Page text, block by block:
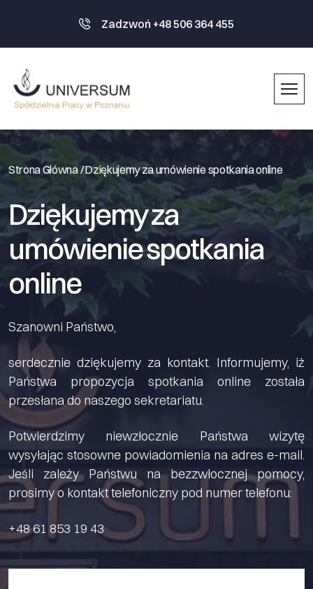
Zadzwoń +48 506 364 455
Strona Główna /Dziękujemy za umówienie spotkania online
Dziękujemy za
umówienie spotkania
online
Szanowni Państwo,
serdecznie dziękujemy za kontakt. Informujemy, iż
Państwa propozycja spotkania online została
przesłana do naszego sekretariatu.
Potwierdzimy niewzłocznie Państwa wizytę
wysyłając stosowne powiadomienia na adres e-mail.
Jeśli zależy Państwu na bezzwłocznej pomocy,
prosimy o kontakt telefoniczny pod numer telefonu:
+48 61 853 19 43